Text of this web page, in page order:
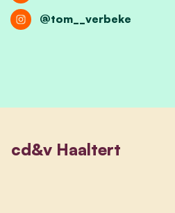
@tom__verbeke
cd&v Haaltert